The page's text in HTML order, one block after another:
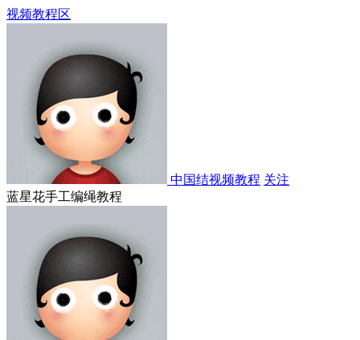
视频教程区
中国结视频教程 关注
蓝星花手工编绳教程